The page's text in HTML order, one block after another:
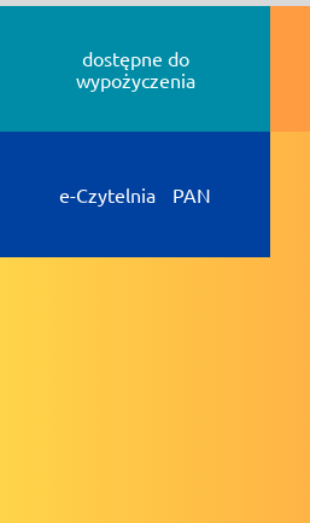
dostępne do
wypożyczenia
e-Czytelnia PAN